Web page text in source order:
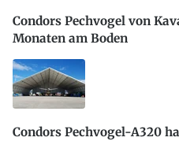
Condors Pechvogel von
Monaten am Boden
Condors Pechvogel-A320